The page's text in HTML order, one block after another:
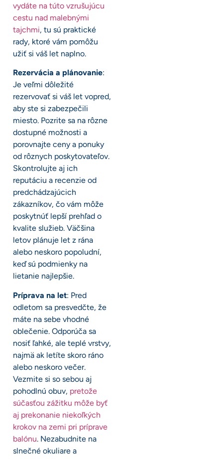
vydáte na túto vzrušujúcu
cestu nad malebnými
tajchmi, tu sú praktické
rady, ktoré vám pomôžu
užiť si váš let naplno.
Rezervácia a plánovanie:
Je veľmi dôležité
rezervovať si váš let vopred,
aby ste si zabezpečili
miesto. Pozrite sa na rôzne
dostupné možnosti a
porovnajte ceny a ponuky
od rôznych poskytovateľov.
Skontrolujte aj ich
reputáciu a recenzie od
predchádzajúcich
zákazníkov, čo vám môže
poskytnúť lepší prehľad o
kvalite služieb. Väčšina
letov plánuje let z rána
alebo neskoro popoludní,
keď sú podmienky na
lietanie najlepšie.
Príprava na let: Pred
odletom sa presvedčte, že
máte na sebe vhodné
oblečenie. Odporúča sa
nosiť ľahké, ale teplé vrstvy,
najmä ak letíte skoro ráno
alebo neskoro večer.
Vezmite si so sebou aj
pohodlnú obuv, pretože
súčasťou zážitku môže byť
aj prekonanie niekoľkých
krokov na zemi pri príprave
balónu. Nezabudnite na
slnečné okuliare a